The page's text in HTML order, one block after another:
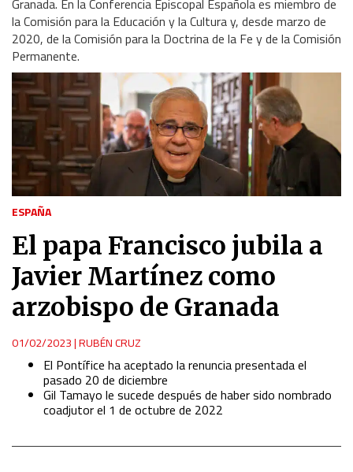
Granada. En la Conferencia Episcopal Española es miembro de
la Comisión para la Educación y la Cultura y, desde marzo de
2020, de la Comisión para la Doctrina de la Fe y de la Comisión
Permanente.
ESPAÑA
El papa Francisco jubila a
Javier Martínez como
arzobispo de Granada
01/02/2023|RUBÉN CRUZ
El Pontífice ha aceptado la renuncia presentada el
pasado 20 de diciembre
Gil Tamayo le sucede después de haber sido nombrado
coadjutor el 1 de octubre de 2022